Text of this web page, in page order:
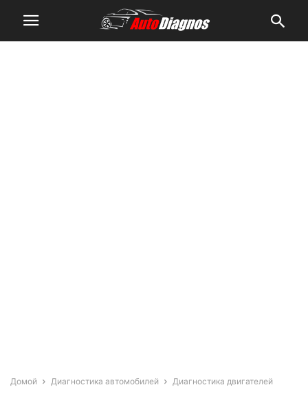
Домой Диагностика автомобилей Диагностика двигателей